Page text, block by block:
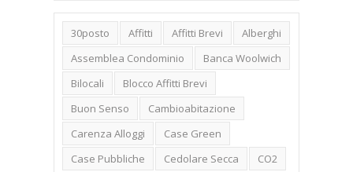
30posto Affitti Affitti Brevi
Alberghi
Assemblea Condominio
Banca Woolwich
Bilocali
Blocco Affitti Brevi
Buon Senso
Cambioabitazione
Carenza Alloggi
Case Green
Case Pubbliche
Cedolare Secca
CO2